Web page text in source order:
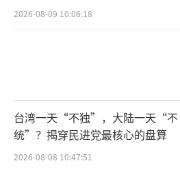
2026-08-09 10:06:18
台湾一天“不独”，大陆一天“不
统”？揭穿民进党最核心的盘算
2026-08-08 10:47:51